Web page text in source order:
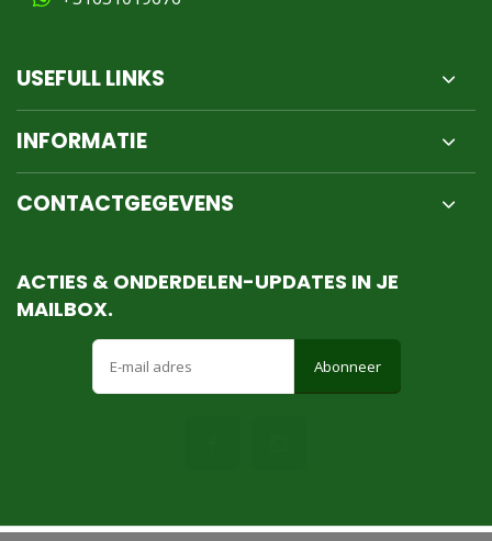
USEFULL LINKS
INFORMATIE
CONTACTGEGEVENS
ACTIES & ONDERDELEN-UPDATES IN JE
MAILBOX.
Abonneer